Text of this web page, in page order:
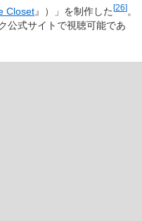
Closet』）」を制作した[26]。
公式サイトで視聴可能であ